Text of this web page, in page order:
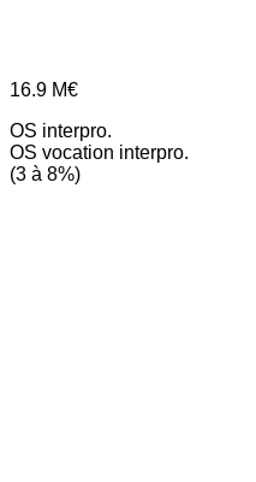
16.9 M€
OS interpro.
OS vocation interpro.
(3 à 8%)